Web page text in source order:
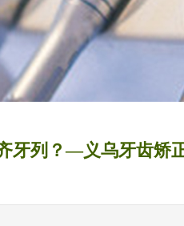
牙列？—义乌牙齿矫